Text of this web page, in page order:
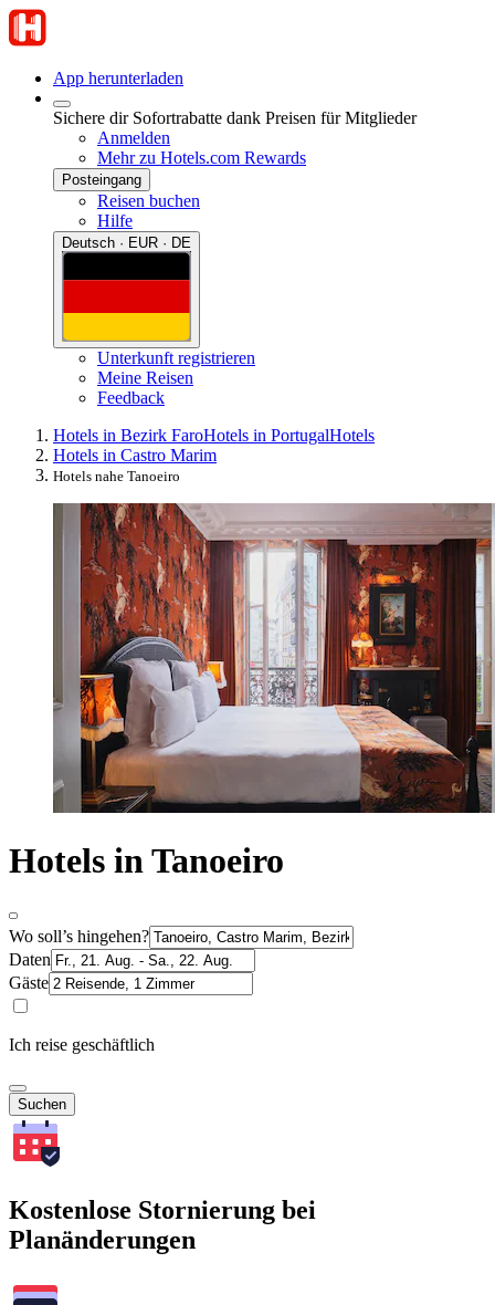
App herunterladen
Sichere dir Sofortrabatte dank Preisen für Mitglieder
Anmelden
Mehr zu Hotels.com Rewards
Posteingang
Reisen buchen
Hilfe
Deutsch · EUR · DE
Unterkunft registrieren
Meine Reisen
Feedback
Hotels in Bezirk FaroHotels in PortugalHotels
Hotels in Castro Marim
Hotels nahe Tanoeiro
Hotels in Tanoeiro
Wo soll’s hingehen?
Daten
Gäste
Ich reise geschäftlich
Suchen
Kostenlose Stornierung bei
Planänderungen